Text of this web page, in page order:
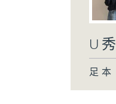
U
足